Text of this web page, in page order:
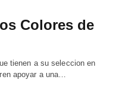
Colores de
tienen a su seleccion en
apoyar a una…